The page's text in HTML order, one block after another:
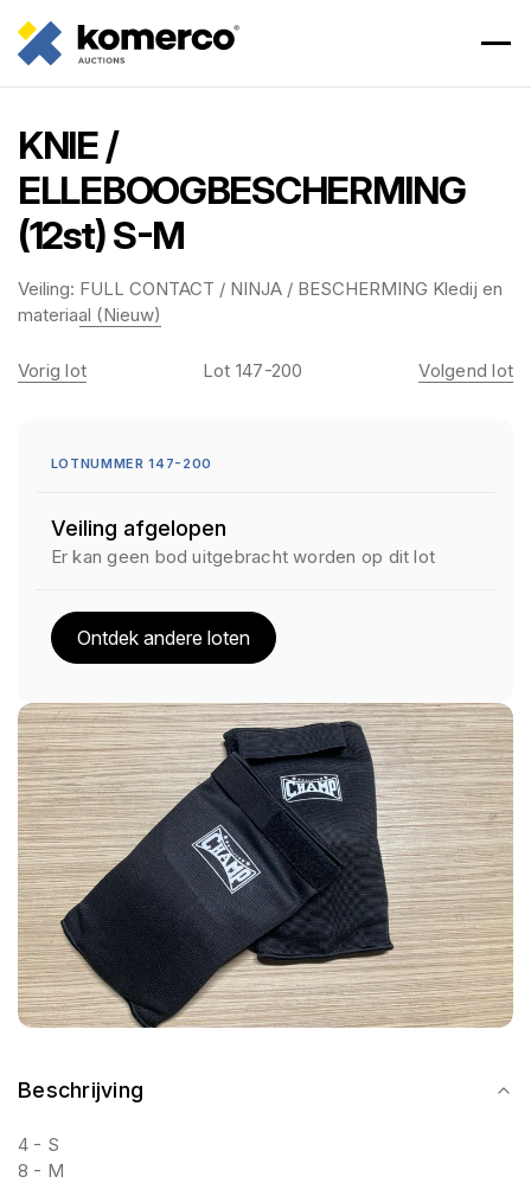
KNIE /
ELLEBOOGBESCHERMING
(12st) S-M
Veiling: FULL CONTACT / NINJA / BESCHERMING Kledij en
materiaal (Nieuw)
Beschrijving
4 - S
8 - M
Vorig lot Lot 147-200 Volgend lot
LOTNUMMER 147-200
Veiling afgelopen
Er kan geen bod uitgebracht worden op dit lot
Ontdek andere loten